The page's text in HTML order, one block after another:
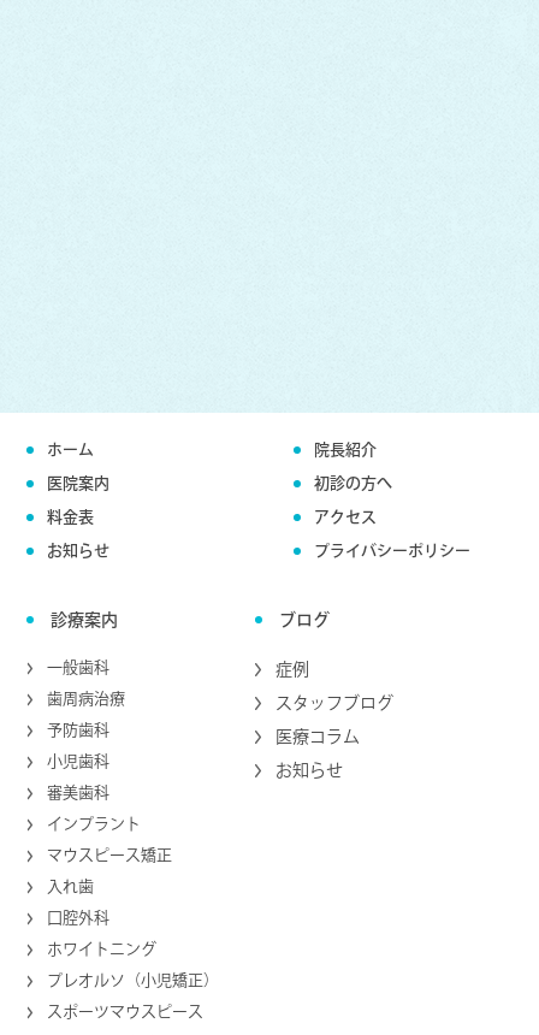
ホーム 院長紹介
医院案内 初診の方へ
料金表 アクセス
お知らせ プライバシーポリシー
診療案内
一般歯科
歯周病治療
予防歯科
小児歯科
審美歯科
インプラント
マウスピース矯正
入れ歯
口腔外科
ホワイトニング
プレオルソ（小児矯正）
スポーツマウスピース
ブログ
症例
スタッフブログ
医療コラム
お知らせ